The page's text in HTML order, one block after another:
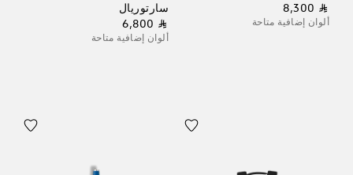
⃁ 8,300
ألوان إضافية متاحة
سارتوريال
⃁ 6,800
ألوان إضافية متاحة